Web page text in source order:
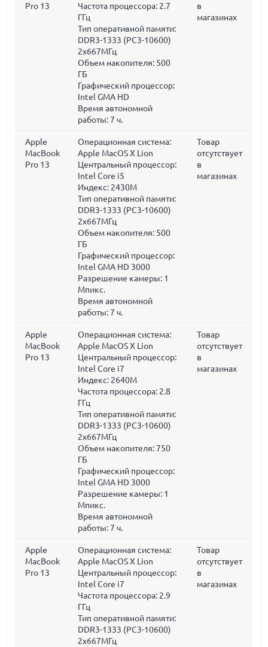
Pro 13
Частота процессора: 2.7
ГГц
Тип оперативной памяти:
DDR3-1333 (PC3-10600)
2x667МГц
Объем накопителя: 500
ГБ
Графический процессор:
Intel GMA HD
Время автономной
работы:7 ч.
в
магазинах
Apple
MacBook
Pro 13
Операционная система:
Apple MacOS X Lion
Центральный процессор:
Intel Core i5
Индекс: 2430M
Тип оперативной памяти:
DDR3-1333 (PC3-10600)
2x667МГц
Объем накопителя: 500
ГБ
Графический процессор:
Intel GMA HD 3000
Разрешение камеры: 1
Мпикс.
Время автономной
работы:7 ч.
Товар
отсутствует
в
магазинах
Apple
MacBook
Pro 13
Операционная система:
Apple MacOS X Lion
Центральный процессор:
Intel Core i7
Индекс: 2640M
Частота процессора: 2.8
ГГц
Тип оперативной памяти:
DDR3-1333 (PC3-10600)
2x667МГц
Объем накопителя:750
ГБ
Графический процессор:
Intel GMA HD 3000
Разрешение камеры: 1
Мпикс.
Время автономной
работы:7 ч.
Товар
отсутствует
в
магазинах
Apple
MacBook
Pro 13
Операционная система:
Apple MacOS X Lion
Центральный процессор:
Intel Core i7
Частота процессора: 2.9
ГГц
Тип оперативной памяти:
DDR3-1333 (PC3-10600)
2x667МГц
Товар
отсутствует
в
магазинах